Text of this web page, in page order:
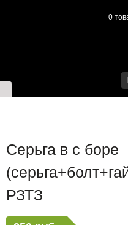
0
Серьга в с боре
РЗТЗ